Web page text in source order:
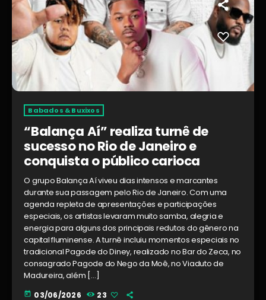
Babados & Buxixos
“Balança Aí” realiza turnê de
sucesso no Rio de Janeiro e
conquista o público carioca
O grupo Balança Aí viveu dias intensos e marcantes
durante sua passagem pelo Rio de Janeiro. Com uma
agenda repleta de apresentações e participações
especiais, os artistas levaram muito samba, alegria e
energia para alguns dos principais redutos do gênero na
capital fluminense. A turnê incluiu momentos especiais no
tradicional Pagode do Diney, realizado no Bar do Zeca, no
consagrado Pagode do Nego da Moê, no Viaduto de
Madureira, além […]
today 03/06/2026 23